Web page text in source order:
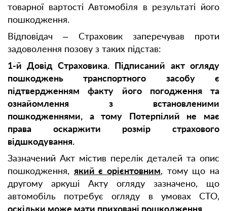
товарної вартості Автомобіля в результаті його
пошкодження.
Відповідач – Страховик заперечував проти
задоволення позову з таких підстав:
1-й Довід Страховика. Підписаний акт огляду
пошкоджень транспортного засобу є
підтвердженням факту його погодження та
ознайомлення з встановленими
пошкодженнями, а тому Потерпілий не має
права оскаржити розмір страхового
відшкодування.
Зазначений Акт містив перелік деталей та опис
пошкодження, який є орієнтовним, тому що на
другому аркуші Акту огляду зазначено, що
автомобіль потребує огляду в умовах СТО,
оскільки може мати приховані пошкодження.